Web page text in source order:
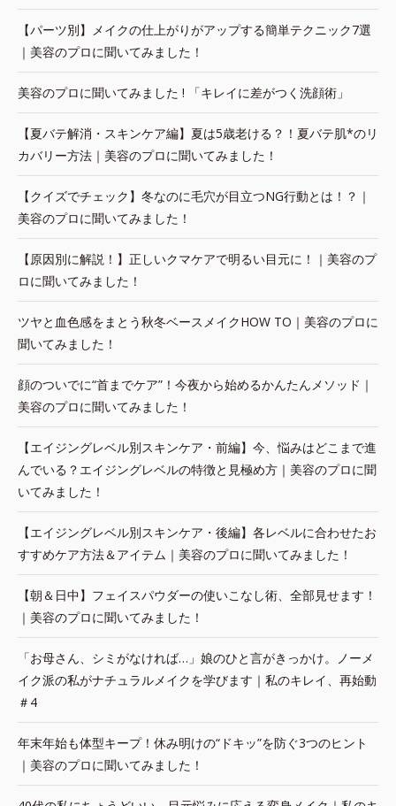
【パーツ別】メイクの仕上がりがアップする簡単テクニック7選
｜美容のプロに聞いてみました！
美容のプロに聞いてみました ! 「キレイに差がつく洗顔術」
【夏バテ解消・スキンケア編】夏は5歳老ける？！夏バテ肌*のリ
カバリー方法｜美容のプロに聞いてみました！
【クイズでチェック】冬なのに毛穴が目立つNG行動とは！？｜
美容のプロに聞いてみました！
【原因別に解説！】正しいクマケアで明るい目元に！｜美容のプ
ロに聞いてみました！
ツヤと血色感をまとう秋冬ベースメイクHOW TO｜美容のプロに
聞いてみました！
顔のついでに“首までケア”！今夜から始めるかんたんメソッド｜
美容のプロに聞いてみました！
【エイジングレベル別スキンケア・前編】今、悩みはどこまで進
んでいる？エイジングレベルの特徴と見極め方｜美容のプロに聞
いてみました！
【エイジングレベル別スキンケア・後編】各レベルに合わせたお
すすめケア方法＆アイテム｜美容のプロに聞いてみました！
【朝＆日中】フェイスパウダーの使いこなし術、全部見せます！
｜美容のプロに聞いてみました！
「お母さん、シミがなければ…」娘のひと言がきっかけ。ノーメ
イク派の私がナチュラルメイクを学びます｜私のキレイ、再始動
＃4
年末年始も体型キープ！休み明けの“ドキッ”を防ぐ3つのヒント
｜美容のプロに聞いてみました！